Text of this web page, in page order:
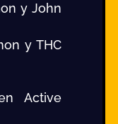
y John
y THC
Active